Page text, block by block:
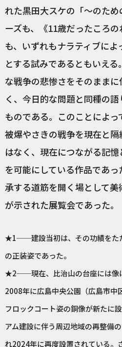
れた黒田大スケの「〜のため
ーズも、《11歳だったころ
も、いずれもナラティブによ
とする試みであるともいえ
な戦争の悲惨さをそのまま
く、今日的な問題と同種の
ものである。このことによ
被爆やさきの戦争を現在と
はなく、現在につながる記
を可能にしている作品であ
承する道筋を開く場として
が示された展覧会であった。
★1──建設当初は、その功績をた
の正装姿であった。
★2──現在、比治山の台座には像
2008年に広島中央公園（広島市中
フロックコート姿の銅像が新たに
アム建設に伴う周辺地域の再整備
れ2024年に再度設置されている。